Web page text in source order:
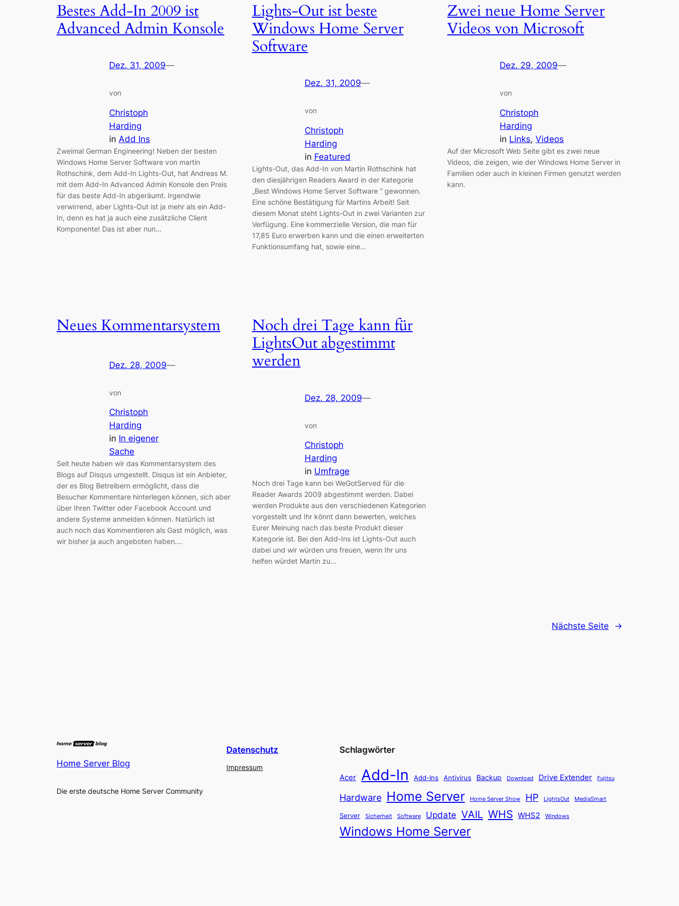
Bestes Add-In 2009 ist
Advanced Admin Konsole
Dez. 31, 2009—
von
Christoph
Harding
in Add Ins
Zweimal German Engineering! Neben der besten
Windows Home Server Software von martin
Rothschink, dem Add-In Lights-Out, hat Andreas M.
mit dem Add-In Advanced Admin Konsole den Preis
für das beste Add-In abgeräumt. Irgendwie
verwirrend, aber Lights-Out ist ja mehr als ein Add-
In, denn es hat ja auch eine zusätzliche Client
Komponente! Das ist aber nun…
Lights-Out ist beste
Windows Home Server
Software
Dez. 31, 2009—
von
Christoph
Harding
in Featured
Lights-Out, das Add-In von Martin Rothschink hat
den diesjährigen Readers Award in der Kategorie
„Best Windows Home Server Software “ gewonnen.
Eine schöne Bestätigung für Martins Arbeit! Seit
diesem Monat steht Lights-Out in zwei Varianten zur
Verfügung. Eine kommerzielle Version, die man für
17,85 Euro erwerben kann und die einen erweiterten
Funktionsumfang hat, sowie eine…
Zwei neue Home Server
Videos von Microsoft
Dez. 29, 2009—
von
Christoph
Harding
in Links, Videos
Auf der Microsoft Web Seite gibt es zwei neue
Videos, die zeigen, wie der Windows Home Server in
Familien oder auch in kleinen Firmen genutzt werden
kann.
Neues Kommentarsystem
Dez. 28, 2009—
von
Christoph
Harding
in In eigener
Sache
Seit heute haben wir das Kommentarsystem des
Blogs auf Disqus umgestellt. Disqus ist ein Anbieter,
der es Blog Betreibern ermöglicht, dass die
Besucher Kommentare hinterlegen können, sich aber
über Ihren Twitter oder Facebook Account und
andere Systeme anmelden können. Natürlich ist
auch noch das Kommentieren als Gast möglich, was
wir bisher ja auch angeboten haben.…
Noch drei Tage kann für
LightsOut abgestimmt
werden
Dez. 28, 2009—
von
Christoph
Harding
in Umfrage
Noch drei Tage kann bei WeGotServed für die
Reader Awards 2009 abgestimmt werden. Dabei
werden Produkte aus den verschiedenen Kategorien
vorgestellt und Ihr könnt dann bewerten, welches
Eurer Meinung nach das beste Produkt dieser
Kategorie ist. Bei den Add-Ins ist Lights-Out auch
dabei und wir würden uns freuen, wenn Ihr uns
helfen würdet Martin zu…
Nächste Seite →
Home Server Blog
Die erste deutsche Home Server Community
Datenschutz
Impressum
Schlagwörter
Acer Add-In Add-Ins Antivirus Backup Download Drive Extender Fujitsu
Hardware Home Server Home Server Show HP LightsOut MediaSmart
Server Sicherheit Software Update VAIL WHS WHS2 Windows
Windows Home Server